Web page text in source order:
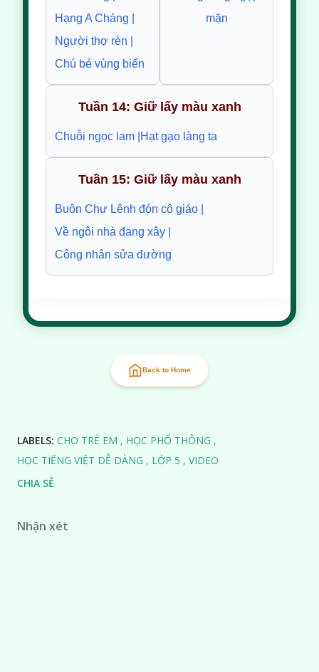
Hạng A Cháng |
Người thợ rèn |
Chú bé vùng biển
mặn
Tuần 14: Giữ lấy màu xanh
Chuỗi ngọc lam | Hạt gạo làng ta
Tuần 15: Giữ lấy màu xanh
Buôn Chư Lênh đón cô giáo |
Về ngôi nhà đang xây |
Công nhân sửa đường
Back to Home
LABELS: CHO TRẺ EM
HỌC PHỔ THÔNG
HỌC TIẾNG VIỆT DỄ DÀNG
LỚP 5
VIDEO
CHIA SẺ
Nhận xét